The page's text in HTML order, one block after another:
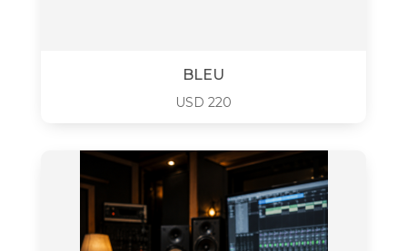
BLEU
USD 220